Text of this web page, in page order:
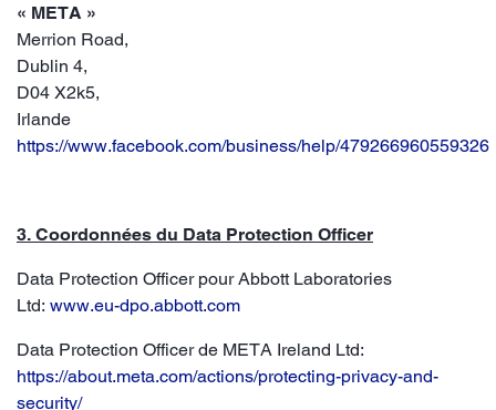
« META »
Merrion Road,
Dublin 4,
D04 X2k5,
Irlande
https://www.facebook.com/business/help/479266960559326
3. Coordonnées du Data Protection Officer
Data Protection Officer pour Abbott Laboratories
Ltd: www.eu-dpo.abbott.com
Data Protection Officer de META Ireland Ltd:
https://about.meta.com/actions/protecting-privacy-and-
security/